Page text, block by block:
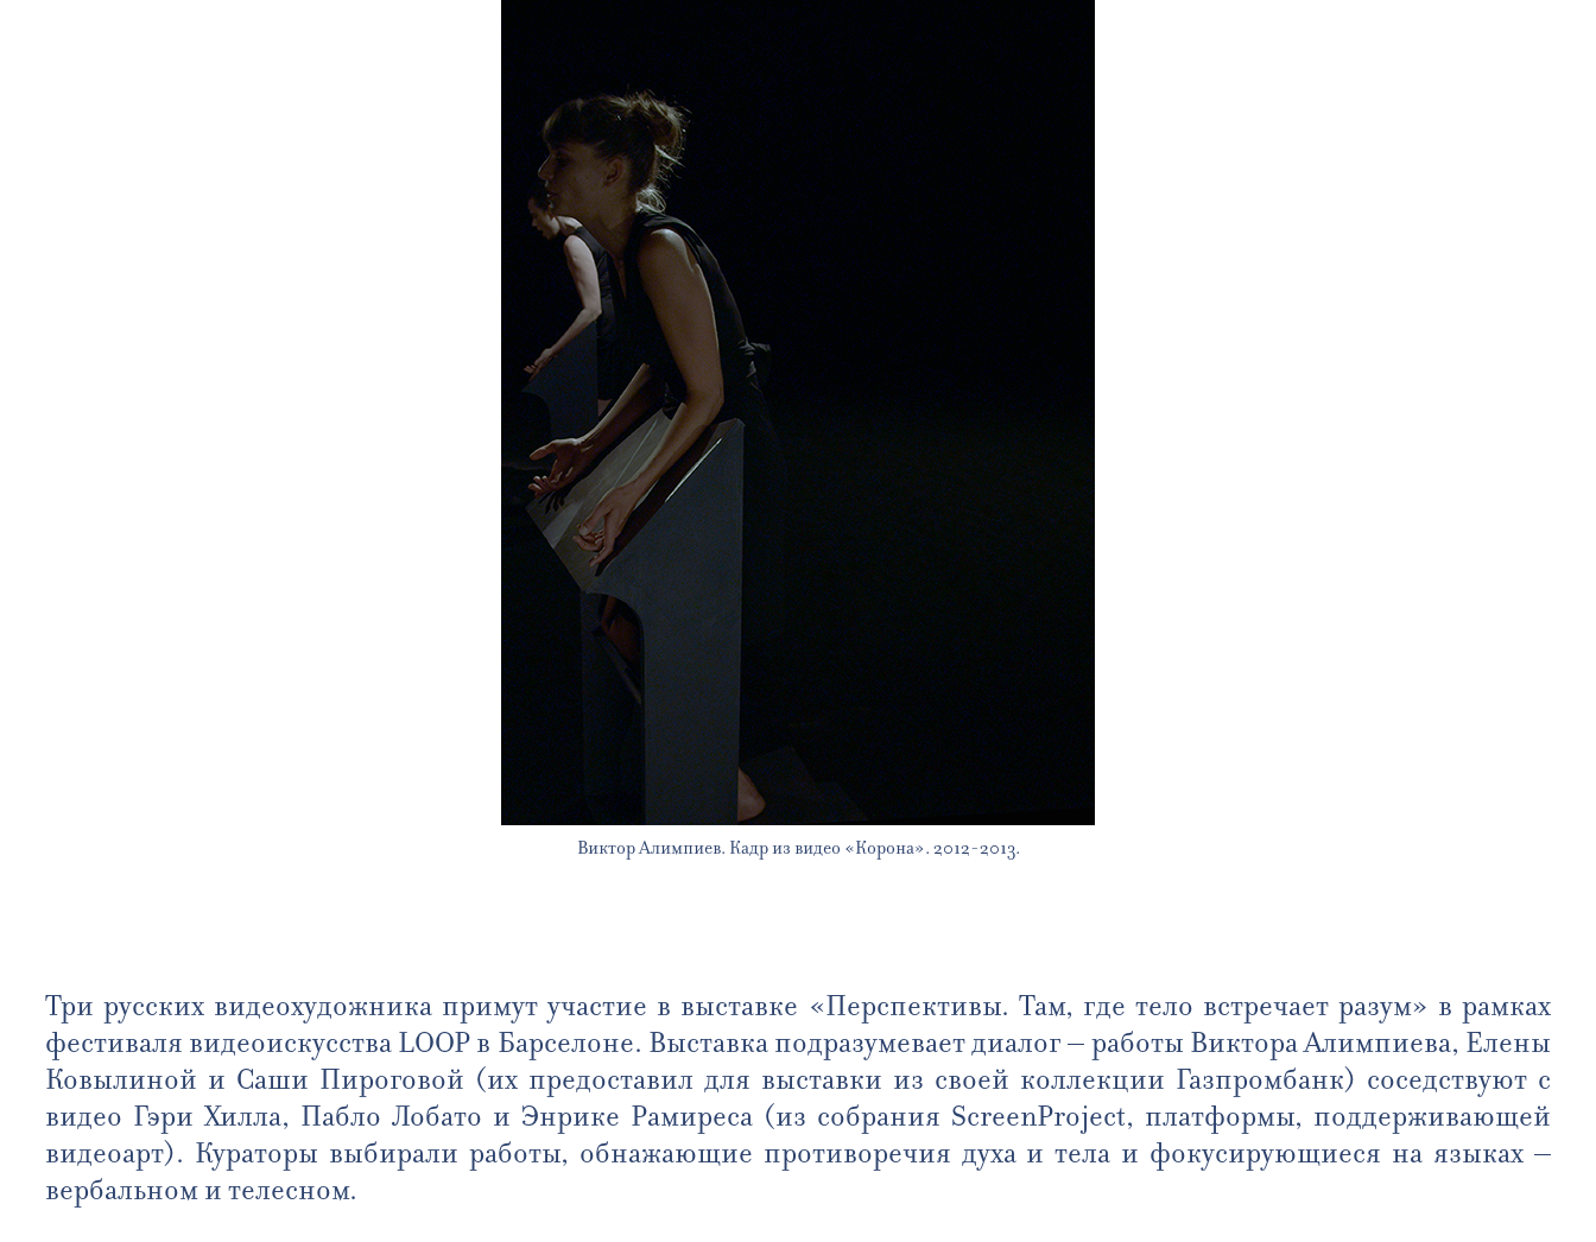
Виктор Алимпиев. Кадр из видео «Корона». 2012-2013.
Три русских видеохудожника примут участие в выставке «Перспективы. Там, где тело встречает разум» в рамках
фестиваля видеоискусства LOOP в Барселоне. Выставка подразумевает диалог – работы Виктора Алимпиева, Елены
Ковылиной и Саши Пироговой (их предоставил для выставки из своей коллекции Газпромбанк) соседствуют с
видео Гэри Хилла, Пабло Лобато и Энрике Рамиреса (из собрания ScreenProject, платформы, поддерживающей
видеоарт). Кураторы выбирали работы, обнажающие противоречия духа и тела и фокусирующиеся на языках –
вербальном и телесном.